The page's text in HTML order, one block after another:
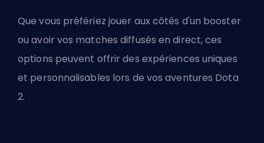
Que vous préfériez jouer aux côtés d'un booster
ou avoir vos matches diffusés en direct, ces
options peuvent offrir des expériences uniques
et personnalisables lors de vos aventures Dota
2.